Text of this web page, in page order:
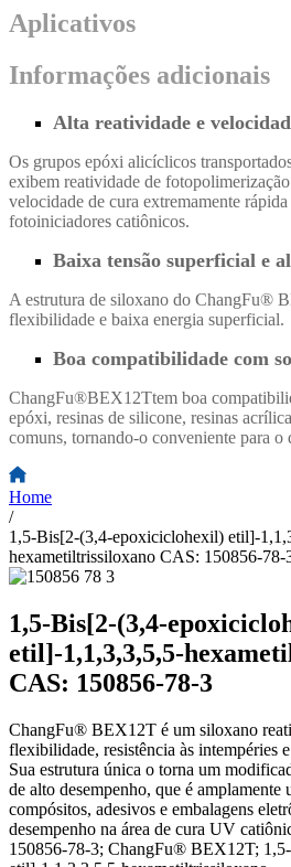
Aplicativos
Informações adicionais
Alta reatividade e
Os grupos epóxi alicíclicos
exibem reatividade de
velocidade de cura extremamente rápida
fotoiniciadores catiônicos.
Baixa tensão superficial e
A estrutura de siloxano do ChangFu®
flexibilidade e baixa energia superficial.
Boa compatibilidade com
ChangFu®BEX12Ttem boa
epóxi, resinas de silicone, resinas
comuns, tornando-o conveniente para o
Home
/
1,5-Bis[2-(3,4-epoxiciclohexil) etil]-
hexametiltrissiloxano CAS: 150856-78-
1,5-Bis[2-(3,4-
etil]-1,1,3,3,5,5-
CAS: 150856-78-3
ChangFu® BEX12T é um siloxano
flexibilidade, resistência às intempéries
Sua estrutura única o torna um
de alto desempenho, que é amplamente
compósitos, adesivos e embalagens
desempenho na área de cura UV
150856-78-3; ChangFu® BEX12T;